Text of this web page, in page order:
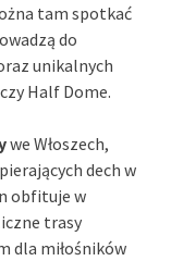
tam spotkać
do
unikalnych
Half Dome.
we Włoszech,
dech w
obfituje w
trasy
dla miłośników